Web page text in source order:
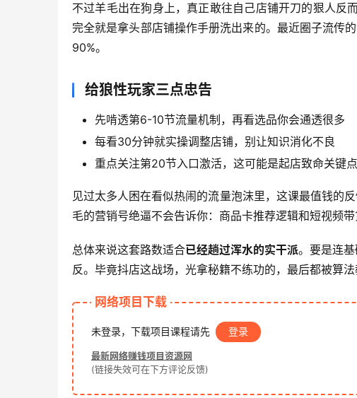
不过羊毛出在狗身上，真正敢往自己店铺开刀的狠人反
完全就是拿头部店铺操作手册洗出来的。最近圈子流传的
90%。
给狼性玩家三点忠告
先啃透第6-10节流量机制，再看选品你会通透很多
每看30分钟就实操调整店铺，别让知识消化不良
重点关注第20节入口激活，这可能是起店致命关键点
见过太多人困在看似热闹的流量泡沫里，这课最值钱的
毛的营销号绝逼不会告诉你：商品卡推荐逻辑和短视频
总体来说这套路数适合已经趟过浑水的实干派。要是连
反。毕竟抖店这战场，光拿秘籍不练功的，最后都被算法
网络项目下载
未登录，下载项目课程请先 登录
最新网络赚钱项目资源网
(链接失效可在下方评论反馈)